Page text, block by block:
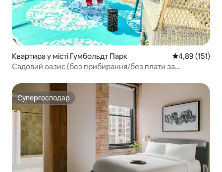
Квартира у місті Гумбольдт Парк Середня
4,89 (151)
Садовий оазис (без прибирання/без плати за
Супергосподар
Супергосподар